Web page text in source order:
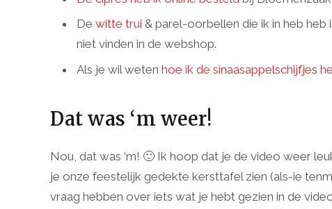
De witte trui & parel-oorbellen die ik in heb
niet vinden in de webshop.
Als je wil weten hoe ik de sinaasappelschijfjes
Dat was ‘m weer!
Nou, dat was ‘m! 🙂 Ik hoop dat je de video weer
je onze feestelijk gedekte kersttafel zien (als-ie
vraag hebben over iets wat je hebt gezien in de